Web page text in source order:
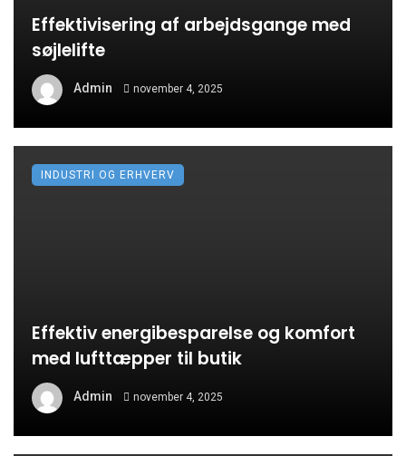
Effektivisering af arbejdsgange med
søjlelifte
Admin november 4, 2025
Effektiv energibesparelse og komfort
med lufttæpper til butik
Admin november 4, 2025
INDUSTRI OG ERHVERV